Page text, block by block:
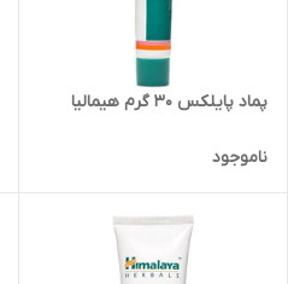
پماد پایلکس 30 گرم هیمالیا
ناموجود